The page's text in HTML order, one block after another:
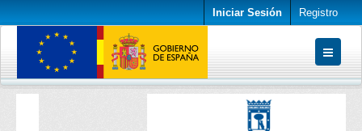
Iniciar Sesión Registro
Conjuntos de datos